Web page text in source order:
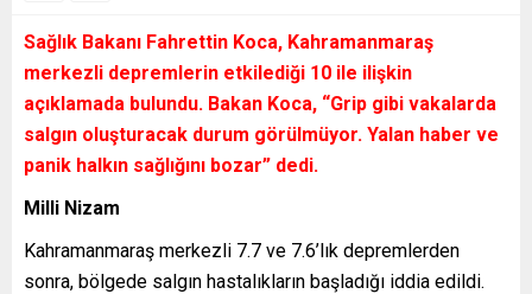
Sağlık Bakanı Fahrettin Koca, Kahramanmaraş
merkezli depremlerin etkilediği 10 ile ilişkin
açıklamada bulundu. Bakan Koca, “Grip gibi vakalarda
salgın oluşturacak durum görülmüyor. Yalan haber ve
panik halkın sağlığını bozar” dedi.
Milli Nizam
Kahramanmaraş merkezli 7.7 ve 7.6’lık depremlerden
sonra, bölgede salgın hastalıkların başladığı iddia edildi.